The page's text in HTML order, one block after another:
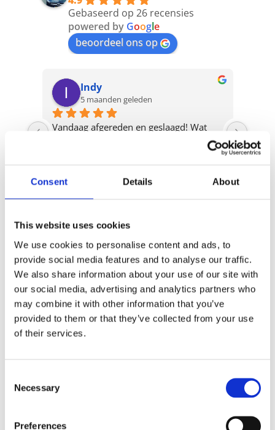
Consent Details About
This website uses cookies
We use cookies to personalise content and ads, to
provide social media features and to analyse our traffic.
We also share information about your use of our site with
our social media, advertising and analytics partners who
may combine it with other information that you’ve
provided to them or that they’ve collected from your use
of their services.
Selection
Necessary
Preferences
Gebaseerd op 26 recensies
powered by Google
beoordeel ons op
Indy
5 maanden geleden
Vandaag afgereden en geslaagd! Wat
heeft Roy mijn goed gesteund, hij heeft
gevorderd? Roy bied je een goede kans
en denkt graag met je mee. Hij is super
doelen op die haalbaar zijn, ook voor de
onzekere rijders.Hij is consuqent en
duidelijk alles wat je nodig hebt heeft
Roy, voor het behalen van jou rijbewijs!
de
Autorijschool v. Engelenburg